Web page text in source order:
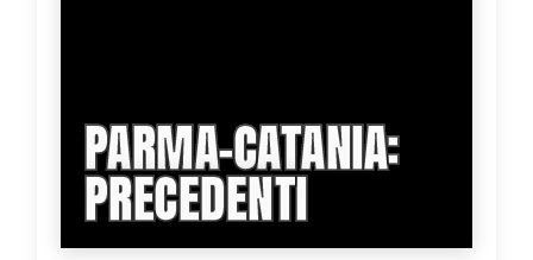
PARMA-CATANIA:
PRECEDENTI